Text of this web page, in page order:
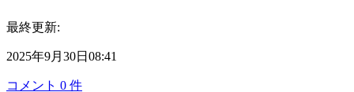
最終更新:
2025年9月30日08:41
コメント 0 件